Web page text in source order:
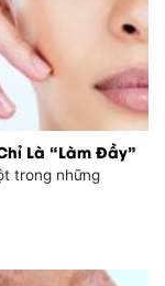
Là “Làm Đầy”
trong những